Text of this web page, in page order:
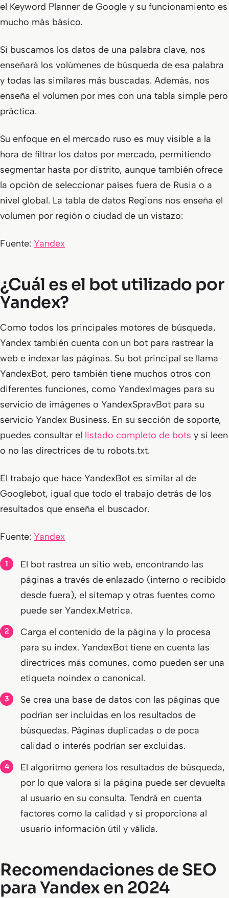
el Keyword Planner de Google y su funcionamiento es
mucho más básico.
Si buscamos los datos de una palabra clave, nos
enseñará los volúmenes de búsqueda de esa palabra
y todas las similares más buscadas. Además, nos
enseña el volumen por mes con una tabla simple pero
práctica.
Su enfoque en el mercado ruso es muy visible a la
hora de filtrar los datos por mercado, permitiendo
segmentar hasta por distrito, aunque también ofrece
la opción de seleccionar países fuera de Rusia o a
nivel global. La tabla de datos Regions nos enseña el
volumen por región o ciudad de un vistazo:
Fuente: Yandex
¿Cuál es el bot utilizado por
Yandex?
Como todos los principales motores de búsqueda,
Yandex también cuenta con un bot para rastrear la
web e indexar las páginas. Su bot principal se llama
YandexBot, pero también tiene muchos otros con
diferentes funciones, como YandexImages para su
servicio de imágenes o YandexSpravBot para su
servicio Yandex Business. En su sección de soporte,
puedes consultar el listado completo de bots y si leen
o no las directrices de tu robots.txt.
El trabajo que hace YandexBot es similar al de
Googlebot, igual que todo el trabajo detrás de los
resultados que enseña el buscador.
Fuente: Yandex
El bot rastrea un sitio web, encontrando las
páginas a través de enlazado (interno o recibido
desde fuera), el sitemap y otras fuentes como
puede ser Yandex.Metrica.
Carga el contenido de la página y lo procesa
para su index. YandexBot tiene en cuenta las
directrices más comunes, como pueden ser una
etiqueta noindex o canonical.
Se crea una base de datos con las páginas que
podrían ser incluidas en los resultados de
búsquedas. Páginas duplicadas o de poca
calidad o interés podrían ser excluidas.
El algoritmo genera los resultados de búsqueda,
por lo que valora si la página puede ser devuelta
al usuario en su consulta. Tendrá en cuenta
factores como la calidad y si proporciona al
usuario información útil y válida.
Recomendaciones de SEO
para Yandex en 2024